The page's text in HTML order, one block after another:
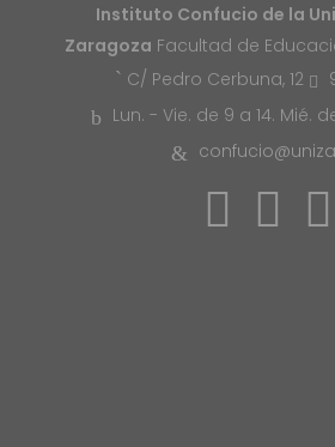
Instituto Confucio de la
Zaragoza Facultad de
C/ Pedro Cerbuna, 12
Lun. - Vie. de 9 a 14. Mié.